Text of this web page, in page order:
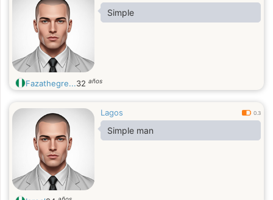
Simple
Fazathegre...32 años
Lagos 0.3
Simple man